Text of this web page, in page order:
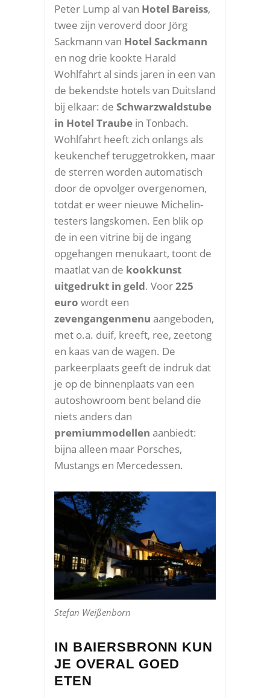
Peter Lump al van Hotel Bareiss,
twee zijn veroverd door Jörg
Sackmann van Hotel Sackmann
en nog drie kookte Harald
Wohlfahrt al sinds jaren in een van
de bekendste hotels van Duitsland
bij elkaar: de Schwarzwaldstube
in Hotel Traube in Tonbach.
Wohlfahrt heeft zich onlangs als
keukenchef teruggetrokken, maar
de sterren worden automatisch
door de opvolger overgenomen,
totdat er weer nieuwe Michelin-
testers langskomen. Een blik op
de in een vitrine bij de ingang
opgehangen menukaart, toont de
maatlat van de kookkunst
uitgedrukt in geld. Voor225
euro wordt een
zevengangenmenu aangeboden,
met o.a. duif, kreeft, ree, zeetong
en kaas van de wagen. De
parkeerplaats geeft de indruk dat
je op de binnenplaats van een
autoshowroom bent beland die
niets anders dan
premiummodellen aanbiedt:
bijna alleen maar Porsches,
Mustangs en Mercedessen.
Stefan Weißenborn
IN BAIERSBRONN KUN
JE OVERAL GOED
ETEN